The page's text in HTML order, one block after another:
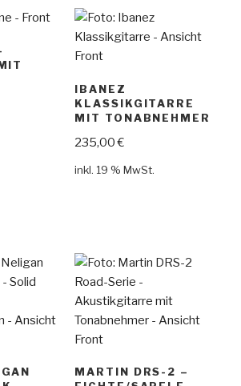
IBANEZ
KLASSIKGITARRE
MIT TONABNEHMER
235,00€
inkl. 19 % MwSt.
MARTIN DRS-2 –